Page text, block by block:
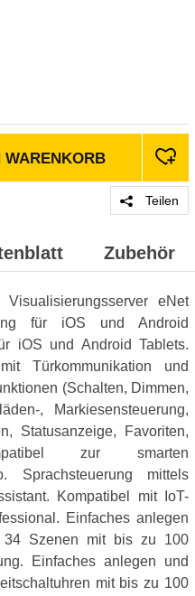
WARENKORB
Teilen
Zubehör
eNet
für iOS und Android
iOS und Android Tablets.
Türkommunikation und
(Schalten, Dimmen,
, Markiesensteuerung,
Statusanzeige, Favoriten,
zur smarten
Sprachsteuerung mittels
Kompatibel mit IoT-
Einfaches anlegen
34 Szenen mit bis zu 100
Einfaches anlegen und
mit bis zu 100